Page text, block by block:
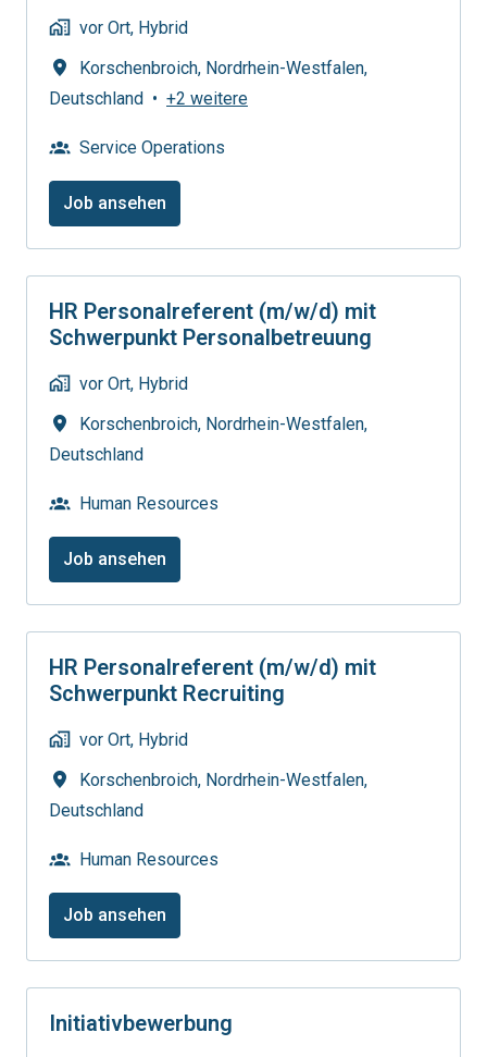
vor Ort, Hybrid
Korschenbroich, Nordrhein-Westfalen,
Deutschland • +2 weitere
Service Operations
Job ansehen
HR Personalreferent (m/w/d) mit
Schwerpunkt Personalbetreuung
vor Ort, Hybrid
Korschenbroich, Nordrhein-Westfalen,
Deutschland
Human Resources
Job ansehen
HR Personalreferent (m/w/d) mit
Schwerpunkt Recruiting
vor Ort, Hybrid
Korschenbroich, Nordrhein-Westfalen,
Deutschland
Human Resources
Job ansehen
Initiativbewerbung